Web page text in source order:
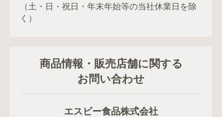
（土・日・祝日・年末年始等の当社休業日を除
く）
商品情報・販売店舗に関する
お問い合わせ
エスビー食品株式会社